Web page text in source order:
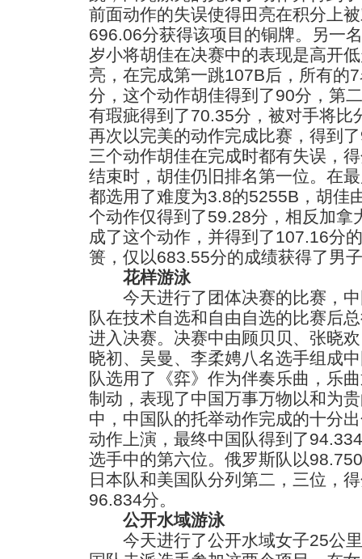
前面动作的失误使得田亮在积分上
696.06分获得该项目的铜牌。另一
岁小将胡佳在决赛中的表现是高开
亮，在完成第一跳107B后，所有的
分，这个动作胡佳得到了90分，第
有瑕疵得到了70.35分，被对手将比
再次以完美的动作完成比赛，得到
三个动作胡佳在完成时都有失误，
结束时，胡佳仍旧排名第一位。在
都选用了难度为3.8的5255B，胡佳
个动作仅得到了59.28分，相反加拿
成了这个动作，并得到了107.16分
篑，仅以683.55分的成绩获得了男
花样游泳
今天进行了团体决赛的比赛，中
队在技术自选和自由自选的比赛后
进入决赛。决赛中由顾贝贝、张晓
晓初、吴曼、李柔娉八名选手组成
队选用了《弈》作为伴奏乐曲，乐
制动，表现了中国万事万物以和为
中，中国队的托举动作完成的十分
动作上演，最终中国队得到了
选手中的第六位。俄罗斯队以
日本队和美国队分列第二，三位，
96.834分。
公开水域游泳
今天进行了公开水域女子25公里